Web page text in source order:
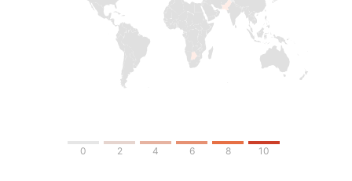
0 2 4 6 8 10